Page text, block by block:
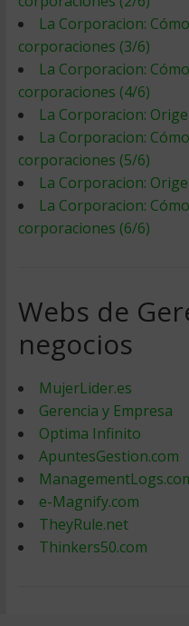
La Corporacion:
corporaciones (3/6)
La Corporacion:
corporaciones (4/6)
La Corporacion:
La Corporacion:
corporaciones (5/6)
La Corporacion:
La Corporacion:
corporaciones (6/6)
Webs de
negocios
MujerLider.es
Gerencia y Empresa
Optima Infinito
ApuntesGestion.com
e-Magnify.com
TheyRule.net
Thinkers50.com